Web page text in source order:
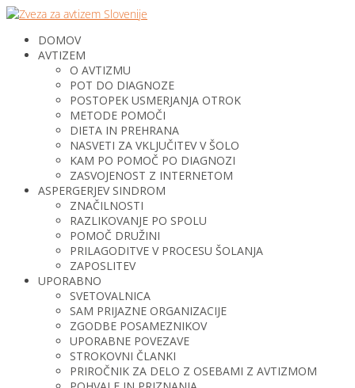
DOMOV
AVTIZEM
O AVTIZMU
POT DO DIAGNOZE
POSTOPEK USMERJANJA OTROK
METODE POMOČI
DIETA IN PREHRANA
NASVETI ZA VKLJUČITEV V ŠOLO
KAM PO POMOČ PO DIAGNOZI
ZASVOJENOST Z INTERNETOM
ASPERGERJEV SINDROM
ZNAČILNOSTI
RAZLIKOVANJE PO SPOLU
POMOČ DRUŽINI
PRILAGODITVE V PROCESU ŠOLANJA
ZAPOSLITEV
UPORABNO
SVETOVALNICA
SAM PRIJAZNE ORGANIZACIJE
ZGODBE POSAMEZNIKOV
UPORABNE POVEZAVE
STROKOVNI ČLANKI
PRIROČNIK ZA DELO Z OSEBAMI Z AVTIZMOM